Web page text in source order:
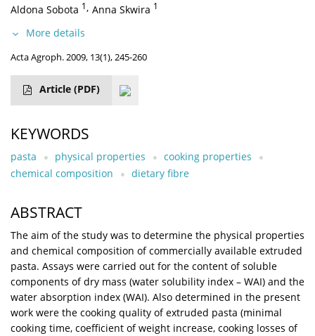
Aldona Sobota 1, Anna Skwira 1
More details
Acta Agroph. 2009, 13(1), 245-260
Article (PDF)
KEYWORDS
pasta physical properties
cooking properties
chemical composition
dietary fibre
ABSTRACT
The aim of the study was to determine the physical properties
and chemical composition of commercially available extruded
pasta. Assays were carried out for the content of soluble
components of dry mass (water solubility index – WAI) and the
water absorption index (WAI). Also determined in the present
work were the cooking quality of extruded pasta (minimal
cooking time, coefficient of weight increase, cooking losses of